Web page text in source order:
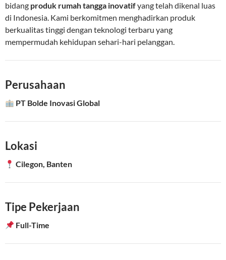
bidang produk rumah tangga inovatifyang telah dikenal luas
di Indonesia. Kami berkomitmen menghadirkan produk
berkualitas tinggi dengan teknologi terbaru yang
mempermudah kehidupan sehari-hari pelanggan.
Perusahaan
PT Bolde Inovasi Global
Lokasi
Cilegon, Banten
Tipe Pekerjaan
Full-Time